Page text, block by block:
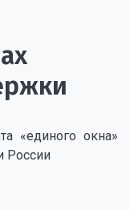
«единого окна»
России